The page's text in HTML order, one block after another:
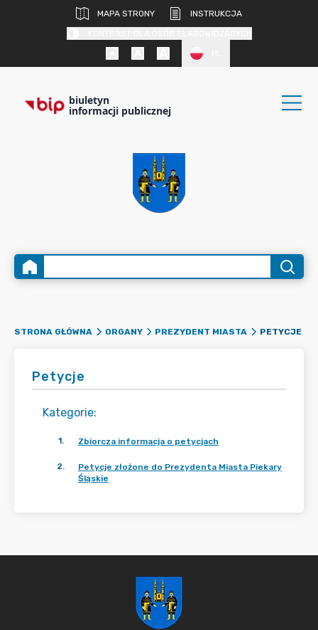
MAPA STRONY
INSTRUKCJA
biuletyn
informacji publicznej
STRONA GŁÓWNA ORGANY PREZYDENT MIASTA PETYCJE
Petycje
Kategorie:
1. Zbiorcza informacja o petycjach
2.
Petycje złożone do Prezydenta Miasta Piekary
Śląskie